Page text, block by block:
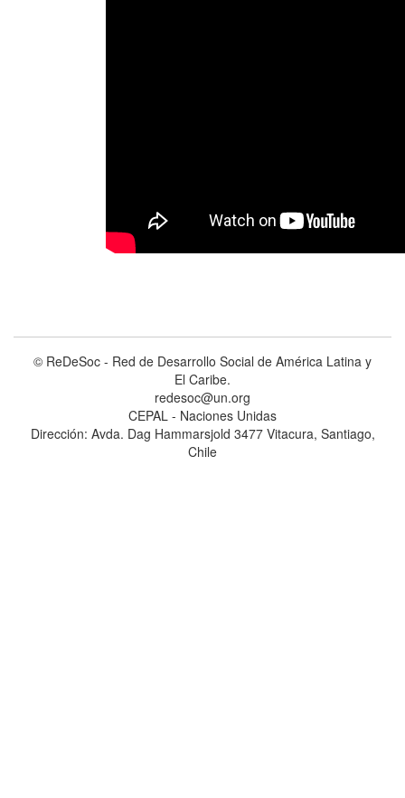
© ReDeSoc - Red de Desarrollo Social de América Latina y
El Caribe.
redesoc@un.org
CEPAL - Naciones Unidas
Dirección: Avda. Dag Hammarsjold 3477 Vitacura, Santiago,
Chile